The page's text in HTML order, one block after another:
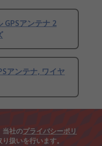
GPSアンテナ 2
アンテナ, ワイヤ
当社のプライバシーポリ
扱いを行います。